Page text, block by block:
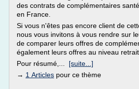
des contrats de complémentaires
en France.
Si vous n'êtes pas encore client de
nous vous invitons à vous rendre sur
de comparer leurs offres de
également leurs offres au niveau
Pour résumé,... [suite...]
→ 1 Articles pour ce thème